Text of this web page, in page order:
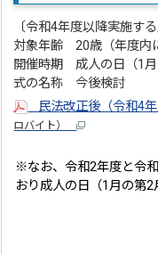
〔令和4年度以降実施する
対象年齢 20歳（年度内
開催時期 成人の日（1月
式の名称 今後検討
民法改正後（令和4
ロバイト）
※なお、令和2年度と令
おり成人の日（1月の第2